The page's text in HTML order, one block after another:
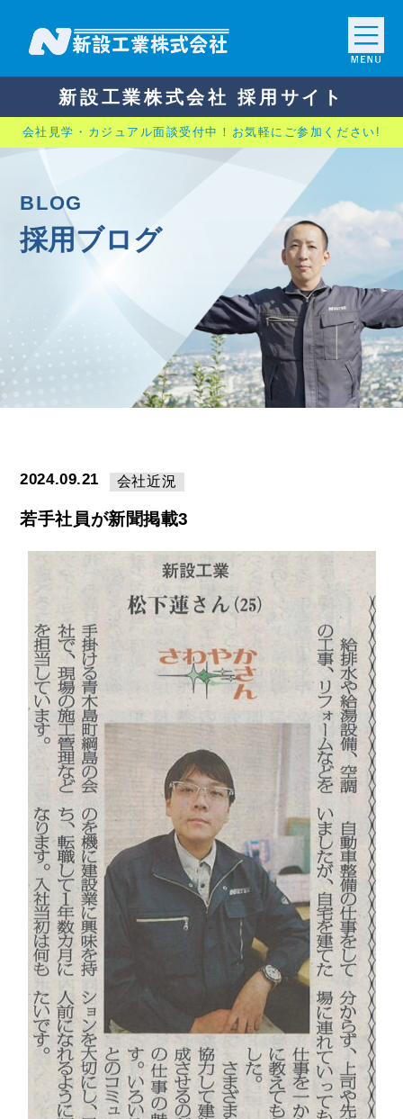
新設工業株式会社 採用サイト
会社見学・カジュアル面談受付中！お気軽にご参加ください!
BLOG
採用ブログ
2024.09.21 会社近況
若手社員が新聞掲載3